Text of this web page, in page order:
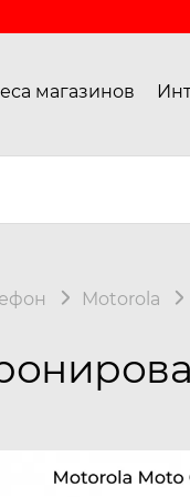
магазинов
Motorola